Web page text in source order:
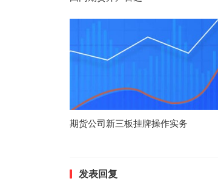
期货公司新三板挂牌操作实务
发表回复